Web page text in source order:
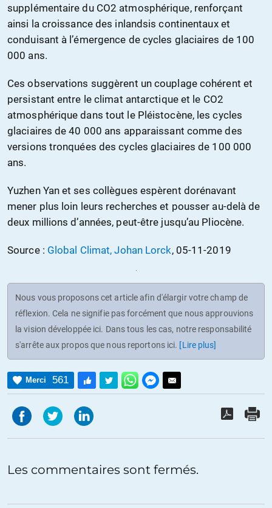
supplémentaire du CO2 atmosphérique, renforçant
ainsi la croissance des inlandsis continentaux et
conduisant à l’émergence de cycles glaciaires de 100
000 ans.
Ces observations suggèrent un couplage cohérent et
persistant entre le climat antarctique et le CO2
atmosphérique dans tout le Pléistocène, les cycles
glaciaires de 40 000 ans apparaissant comme des
versions tronquées des cycles glaciaires de 100 000
ans.
Yuzhen Yan et ses collègues espèrent dorénavant
mener plus loin leurs recherches et pousser au-delà de
deux millions d’années, peut-être jusqu’au Pliocène.
Source : Global Climat, Johan Lorck, 05-11-2019
Nous vous proposons cet article afin d'élargir votre champ de
réflexion. Cela ne signifie pas forcément que nous approuvions
la vision développée ici. Dans tous les cas, notre responsabilité
s'arrête aux propos que nous reportons ici. [Lire plus]
Merci 561
Les commentaires sont fermés.